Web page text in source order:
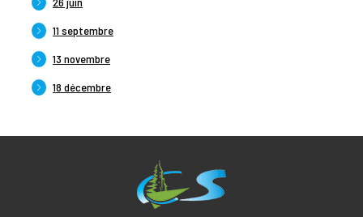
11 septembre
13 novembre
18 décembre